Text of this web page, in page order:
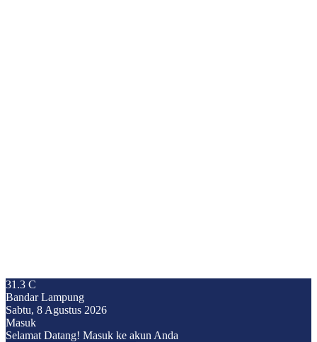
31.3 C
Bandar Lampung
Sabtu, 8 Agustus 2026
Masuk
Selamat Datang! Masuk ke akun Anda